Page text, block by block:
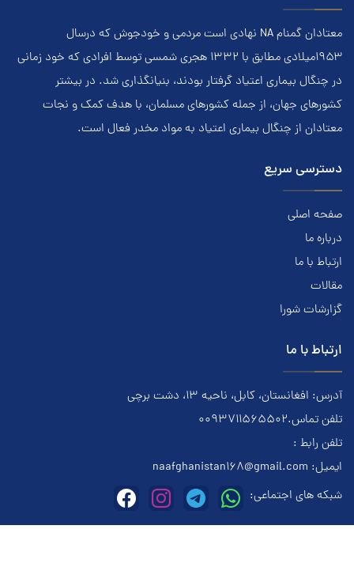
معتادان گمنام NA نهادي است مردمي و خودجوش که درسال
۱۹۵۳ميلادي مطابق با ۱۳۳۲ هجري‌ شمسي توسط افرادي که خود زماني
در چنگال بیماری اعتياد گرفتار بودند، بنيانگذاري شد. در بيشتر
کشور‌هاي جهان، از جمله کشور‌هاي مسلمان، با هدف کمک و نجات
معتادان از چنگال بیماری اعتياد به مواد مخدر فعال است.
دسترسی سریع
صفحه اصلی
درباره ما
ارتباط با ما
مقالات
گزارشات شورا
ارتباط با ما
آدرس: افغانستان، کابل، ناحیه ۱۳، دشت برچی
تلفن تماس.0093711565502
تلفن رابط :
ایمیل: naafghanistan168@gmail.com
شبکه های اجتماعی: